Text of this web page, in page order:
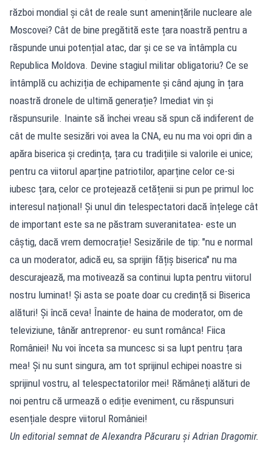
Un editorial semnat de Alexandra Păcuraru și Adrian Dragomir.